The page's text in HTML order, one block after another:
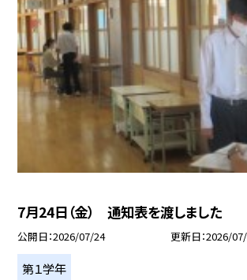
7月24日（金） 通知表を渡しました
公開日 2026/07/24 更新日 2026/
第１学年